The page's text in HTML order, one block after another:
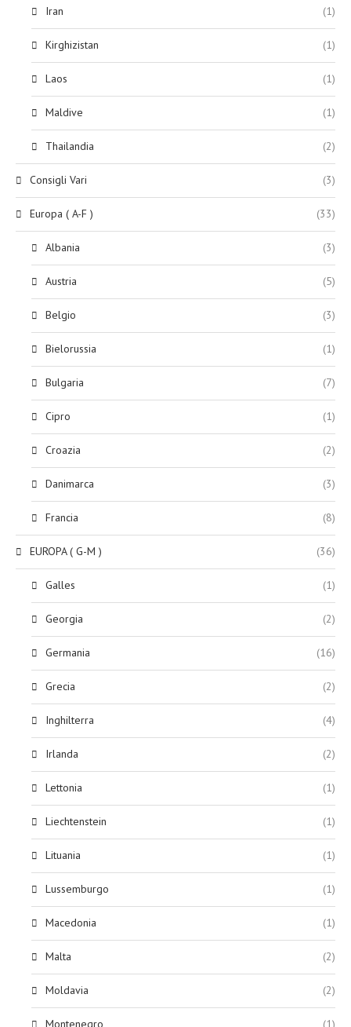
Iran (1)
Kirghizistan (1)
Laos (1)
Maldive (1)
Thailandia (2)
Consigli Vari (3)
Europa ( A-F ) (33)
Albania (3)
Austria (5)
Belgio (3)
Bielorussia (1)
Bulgaria (7)
Cipro (1)
Croazia (2)
Danimarca (3)
Francia (8)
EUROPA ( G-M ) (36)
Galles (1)
Georgia (2)
Germania (16)
Grecia (2)
Inghilterra (4)
Irlanda (2)
Lettonia (1)
Liechtenstein (1)
Lituania (1)
Lussemburgo (1)
Macedonia (1)
Malta (2)
Moldavia (2)
Montenegro (1)